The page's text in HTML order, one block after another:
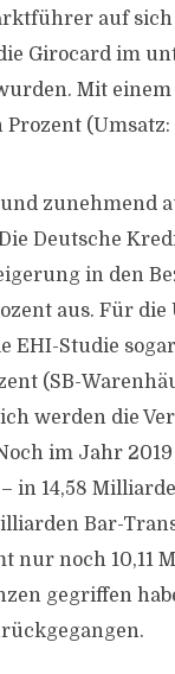
auf
Girocard im
Mit
(Umsatz:
zunehmend
Deutsche
in den
aus. Für
EHI-Studie
(SB-
werden die
im Jahr
in 14,58
Bar-
nur noch 10,11
gegriffen